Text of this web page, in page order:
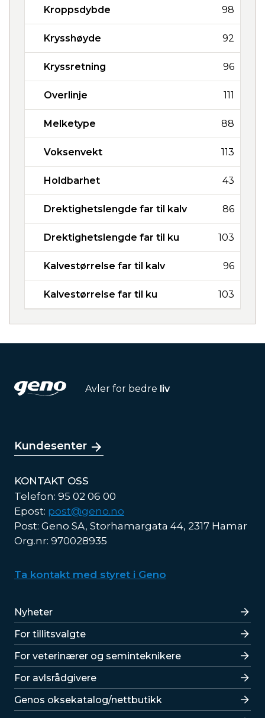
Kroppsdybde 98
Krysshøyde 92
Kryssretning 96
Overlinje 111
Melketype 88
Voksenvekt 113
Holdbarhet 43
Drektighetslengde far til kalv 86
Drektighetslengde far til ku 103
Kalvestørrelse far til kalv 96
Kalvestørrelse far til ku 103
Avler for bedre liv
Kundesenter
KONTAKT OSS
Telefon: 95 02 06 00
Epost: post@geno.no
Post: Geno SA, Storhamargata 44, 2317 Hamar
Org.nr: 970028935
Ta kontakt med styret i Geno
Lenker
Nyheter
For tillitsvalgte
For veterinærer og seminteknikere
For avlsrådgivere
Lenker
Genos oksekatalog/nettbutikk